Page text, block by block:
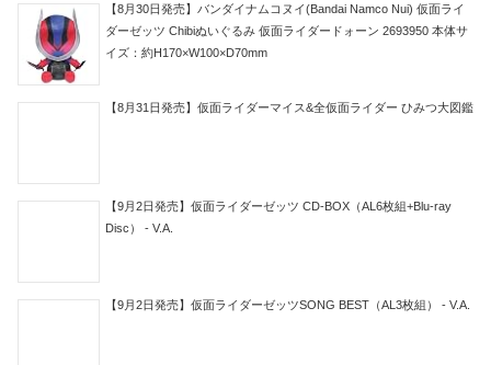
【8月30日発売】バンダイナムコヌイ(Bandai Namco Nui) 仮面ライ
ダーゼッツ Chibiぬいぐるみ 仮面ライダードォーン 2693950 本体サ
イズ：約H170×W100×D70mm
【8月31日発売】仮面ライダーマイス&全仮面ライダー ひみつ大図鑑
【9月2日発売】仮面ライダーゼッツ CD-BOX（AL6枚組+Blu-ray
Disc） - V.A.
【9月2日発売】仮面ライダーゼッツSONG BEST（AL3枚組） - V.A.